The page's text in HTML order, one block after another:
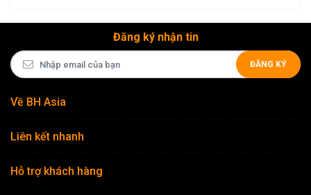
Đăng ký nhận tin
ĐĂNG KÝ
Về BH Asia
Liên kết nhanh
Hỗ trợ khách hàng